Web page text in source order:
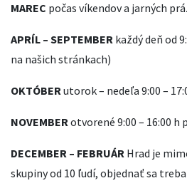
MAREC počas víkendov a jarných
APRÍL – SEPTEMBER každý deň od
na našich stránkach)
OKTÓBERutorok – nedeľa 9:00 –
NOVEMBERotvorené 9:00 – 16:00 h
DECEMBER – FEBRUÁR Hrad je
skupiny od 10 ľudí, objednať sa